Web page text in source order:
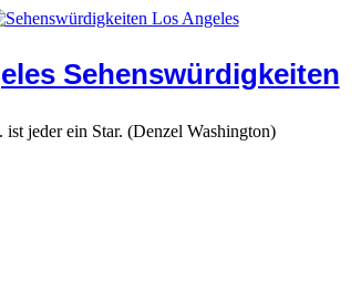
Sehenswürdigkeiten
jeder ein Star. (Denzel Washington)